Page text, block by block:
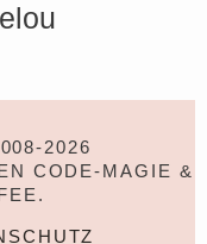
2026
CODE-MAGIE &